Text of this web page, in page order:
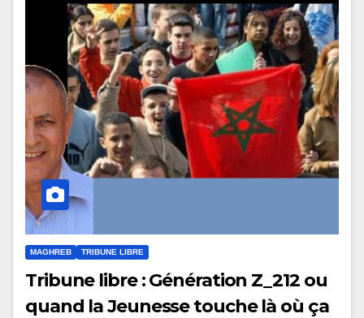
MAGHREB TRIBUNE LIBRE
Tribune libre : Génération Z_212 ou
quand la Jeunesse touche là où ça